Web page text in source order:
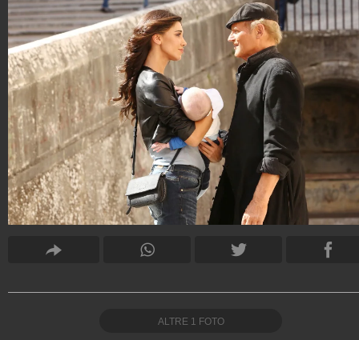
ALTRE 1 FOTO